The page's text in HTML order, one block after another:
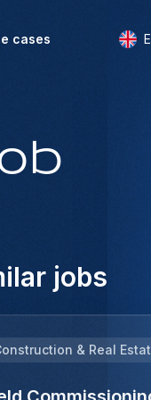
cases
jobs
& Real